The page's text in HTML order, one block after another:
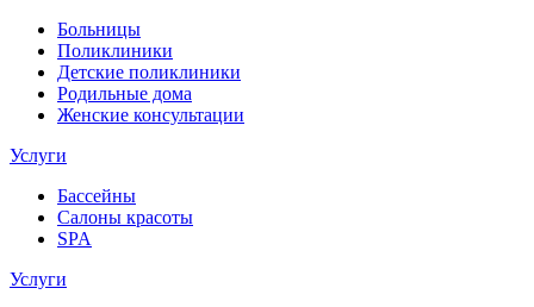
Больницы
Поликлиники
Детские поликлиники
Родильные дома
Женские консультации
Услуги
Бассейны
Салоны красоты
SPA
Услуги